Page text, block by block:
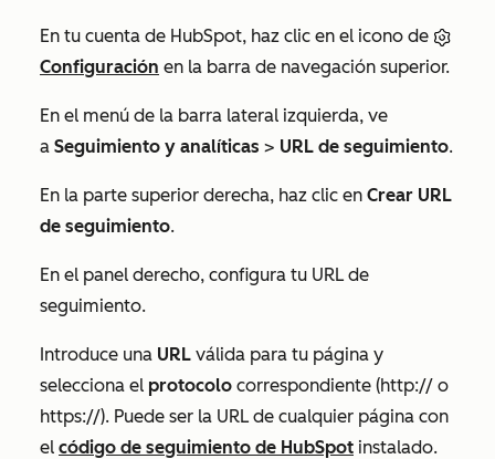
En tu cuenta de HubSpot, haz clic en el icono de
Configuración en la barra de navegación superior.
En el menú de la barra lateral izquierda, ve
a Seguimiento y analíticas > URL de seguimiento.
En la parte superior derecha, haz clic en Crear URL
de seguimiento.
En el panel derecho, configura tu URL de
seguimiento.
Introduce una URL válida para tu página y
selecciona el protocolo correspondiente (http:// o
https://). Puede ser la URL de cualquier página con
el código de seguimiento de HubSpot instalado.